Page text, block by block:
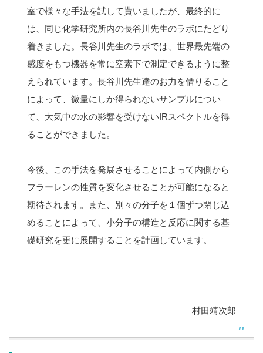
室で様々な手法を試して貰いましたが、最終的に
は、同じ化学研究所内の長谷川先生のラボにたどり
着きました。長谷川先生のラボでは、世界最先端の
感度をもつ機器を常に窒素下で測定できるように整
えられています。長谷川先生達のお力を借りること
によって、微量にしか得られないサンプルについ
て、大気中の水の影響を受けないIRスペクトルを得
ることができました。
今後、この手法を発展させることによって内側から
フラーレンの性質を変化させることが可能になると
期待されます。また、別々の分子を１個ずつ閉じ込
めることによって、小分子の構造と反応に関する基
礎研究を更に展開することを計画しています。
村田靖次郎